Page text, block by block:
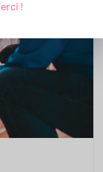
!